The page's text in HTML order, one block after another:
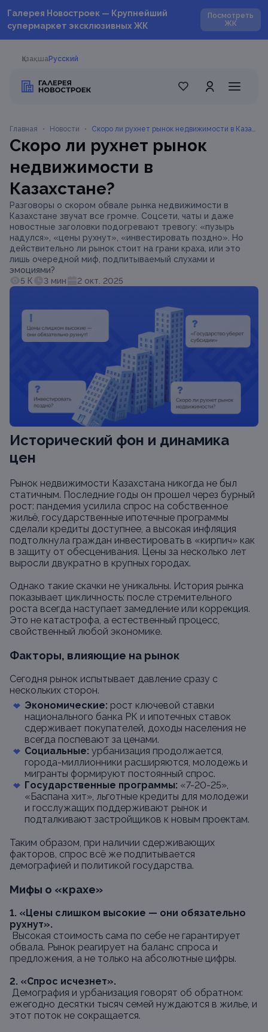
Галерея Новостроек — Крупнейший
супермаркет эксклюзивных ЖК
Посмотреть
ЖК
ҚазақшаРусский
Главная • Новости •
Скоро ли рухнет рынок недвижимости в Казах
стане?
Скоро ли рухнет рынок
недвижимости в
Казахстане?
Разговоры о скором обвале рынка недвижимости в
Казахстане звучат все громче. Соцсети, чаты и даже
новостные заголовки подогревают тревогу: «пузырь
надулся», «цены рухнут», «инвестировать поздно». Но
действительно ли рынок стоит на грани краха, или это
лишь очередной миф, подпитываемый слухами и
эмоциями?
5 К
3 мин 2 окт. 2025
Исторический фон и динамика
цен
Рынок недвижимости Казахстана никогда не был
статичным. Последние годы он прошел через бурный
рост: пандемия усилила спрос на собственное
жильё, государственные ипотечные программы
сделали кредиты доступнее, а высокая инфляция
подтолкнула граждан инвестировать в «кирпич» как
в защиту от обесценивания. Цены за несколько лет
выросли двукратно в крупных городах.
Однако такие скачки не уникальны. История рынка
показывает цикличность: после стремительного
роста всегда наступает замедление или коррекция.
Это не катастрофа, а естественный процесс,
свойственный любой экономике.
Факторы, влияющие на рынок
Сегодня рынок испытывает давление сразу с
нескольких сторон.
Экономические: рост ключевой ставки
национального банка РК и ипотечных ставок
сдерживает покупателей, доходы населения не
всегда поспевают за ценами.
Социальные: урбанизация продолжается,
города-миллионники расширяются, молодежь и
мигранты формируют постоянный спрос.
Государственные программы: «7-20-25»,
«Баспана хит», льготные кредиты для молодежи
и госслужащих поддерживают рынок и
подталкивают застройщиков к новым проектам.
Таким образом, при наличии сдерживающих
факторов, спрос всё же подпитывается
демографией и политикой государства.
Мифы о «крахе»
1. «Цены слишком высокие — они обязательно
рухнут».
Высокая стоимость сама по себе не гарантирует
обвала. Рынок реагирует на баланс спроса и
предложения, а не только на абсолютные цифры.
2. «Спрос исчезнет».
Демография и урбанизация говорят об обратном:
ежегодно десятки тысяч семей нуждаются в жилье, и
этот поток не сокращается.